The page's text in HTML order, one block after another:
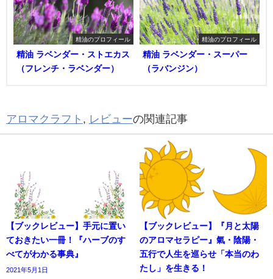
精油のプロフィール
精油 ラベンダー・ストエカス
（フレンチ・ラベンダー）
精油のプロフィール
精油 ラベンダー・スーパー
（ラバンジン）
アロマクラフト , レビューの関連記事
【ブックレビュー】手元に置い
ておきたい一冊！『ハーブのす
べてがわかる事典』
2021年5月1日
【ブックレビュー】『月と太陽
のアロマセラピー』氣・陰陽・
五行で人生を巡らせ「本当のわ
たし」を生きる！